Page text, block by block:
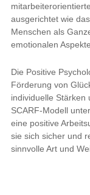
ausgerichtet wie
Menschen als
emotionalen
Die Positive
Förderung von
individuelle Stärken
SCARF-Modell
eine positive
sie sich sicher und
sinnvolle Art und